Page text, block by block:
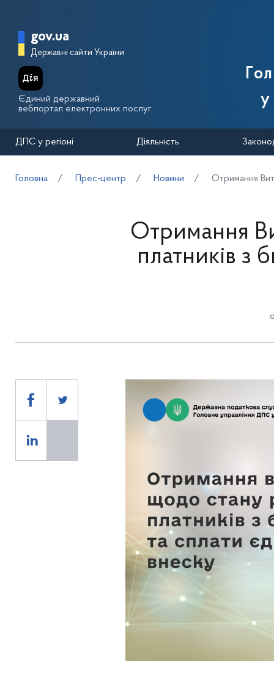
Головна сторінка Державної
gov.ua
Державні сайти України
Єдиний державний
вебпортал електронних послуг
у
ДПС у регіоні Діяльність
Головна Прес-центр Новини Отримання
Отримання
платників з